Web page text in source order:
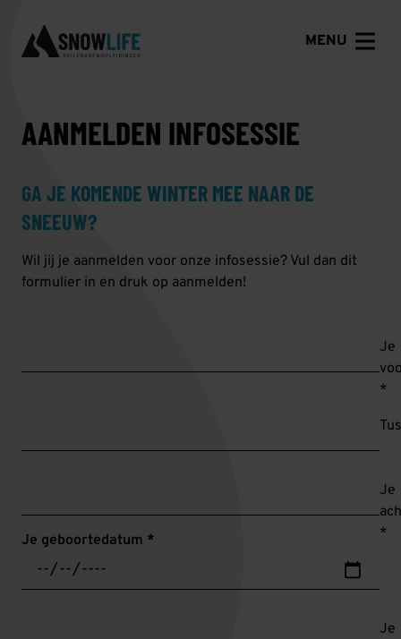
MENU
AANMELDEN INFOSESSIE
GA JE KOMENDE WINTER MEE NAAR DE
SNEEUW?
Wil jij je aanmelden voor onze infosessie? Vul dan dit
formulier in en druk op aanmelden!
Je
*
Je
*
Je geboortedatum *
Je